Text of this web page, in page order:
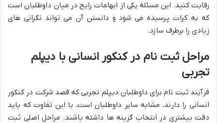
رقابت کنید. این مسئله یکی از ابهامات رایج در میان داوطلبان است
که به کرات پرسیده می شود و دانستن آن می تواند نگرانی های
زیادی را برطرف سازد.
مراحل ثبت نام در کنکور انسانی با دیپلم
تجربی
فرآیند ثبت نام برای داوطلبان دیپلم تجربی که قصد شرکت در کنکور
انسانی را دارند، مشابه سایر داوطلبان است، با این تفاوت که باید
دقت بیشتری در انتخاب گزینه ها داشته باشند. مراحل اصلی ثبت